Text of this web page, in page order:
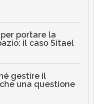
portare la
il caso Sitael
gestire il
una questione